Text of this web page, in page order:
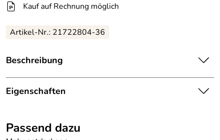
Kauf auf Rechnung möglich
Artikel-Nr.: 21722804-36
Beschreibung
Betty Barclay Casual Shirt Leo mit 3/4 Arm
Dieses Casual-Shirt im angesagten Look wird Sie
feinen Rippbündchen an Ausschnitt und Armbündchen.
Eigenschaften
Armlänge:
Passend dazu